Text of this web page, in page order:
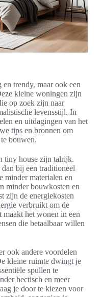
trendy, maar ook een
kleine woningen zijn
op zoek zijn naar
levensstijl. In
en uitdagingen van het
tips en bronnen om
bouwen.
tiny house zijn talrijk.
bij een traditioneel
minder materialen en
minder bouwkosten en
zijn de energiekosten
verbruikt om de
het wonen in een
die betaalbaar willen
ook andere voordelen
kleine ruimte dwingt je
spullen te
hectisch en meer
je door te kiezen voor